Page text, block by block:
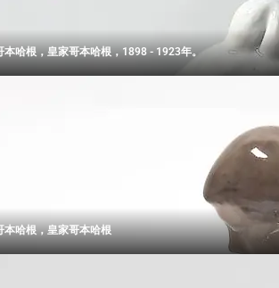
哈根，皇家哥本哈根，1898 - 1923年。
本哈根，皇家哥本哈根